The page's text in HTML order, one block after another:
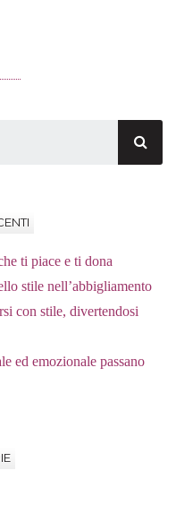
ti piace e ti dona
stile nell’abbigliamento
con stile, divertendosi
ed emozionale passano